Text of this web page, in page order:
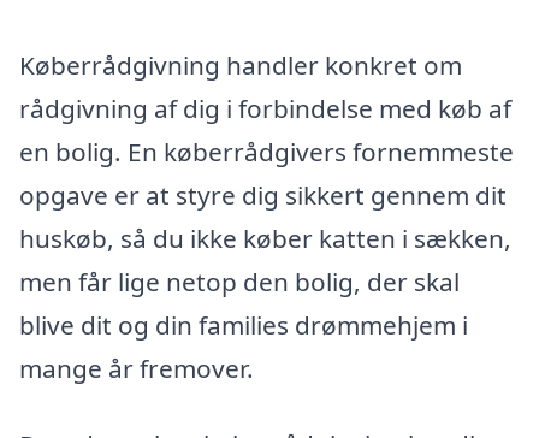
Køberrådgivning handler konkret om
rådgivning af dig i forbindelse med køb af
en bolig. En køberrådgivers fornemmeste
opgave er at styre dig sikkert gennem dit
huskøb, så du ikke køber katten i sækken,
men får lige netop den bolig, der skal
blive dit og din families drømmehjem i
mange år fremover.